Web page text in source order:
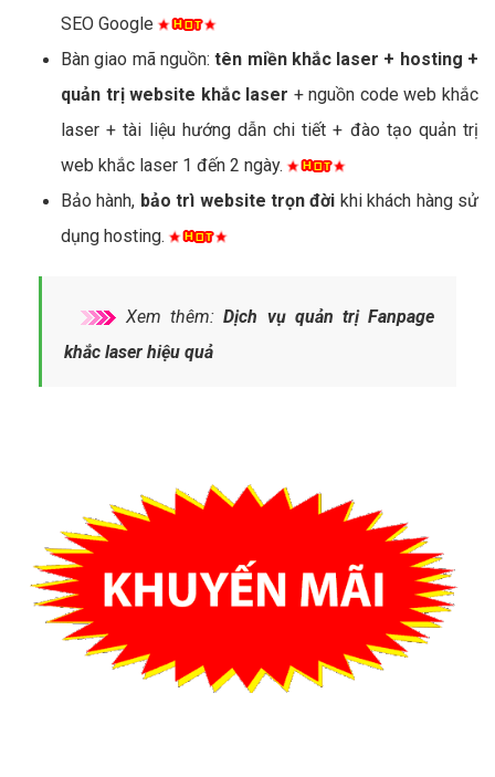
SEO Google
Bàn giao mã nguồn:tên miền khắc laser + hosting +
quản trị website khắc laser + nguồn code web khắc
laser + tài liệu hướng dẫn chi tiết + đào tạo quản trị
web khắc laser 1 đến 2 ngày.
Bảo hành, bảo trì website trọn đời khi khách hàng sử
dụng hosting.
Xem thêm:Dịch vụ quản trị Fanpage
khắc laser hiệu quả